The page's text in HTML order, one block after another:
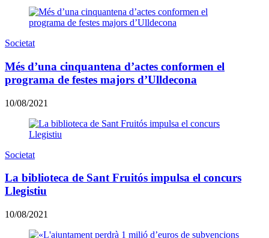
Societat
Més d’una cinquantena d’actes conformen el
programa de festes majors d’Ulldecona
10/08/2021
Societat
La biblioteca de Sant Fruitós impulsa el concurs
Llegistiu
10/08/2021